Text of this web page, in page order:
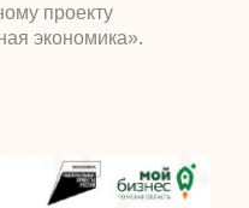
проекту
экономика».